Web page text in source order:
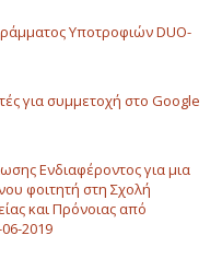
Υποτροφιών DUO-
για συμμετοχή στο Google
Ενδιαφέροντος για μια
φοιτητή στη Σχολή
και Πρόνοιας από
2019